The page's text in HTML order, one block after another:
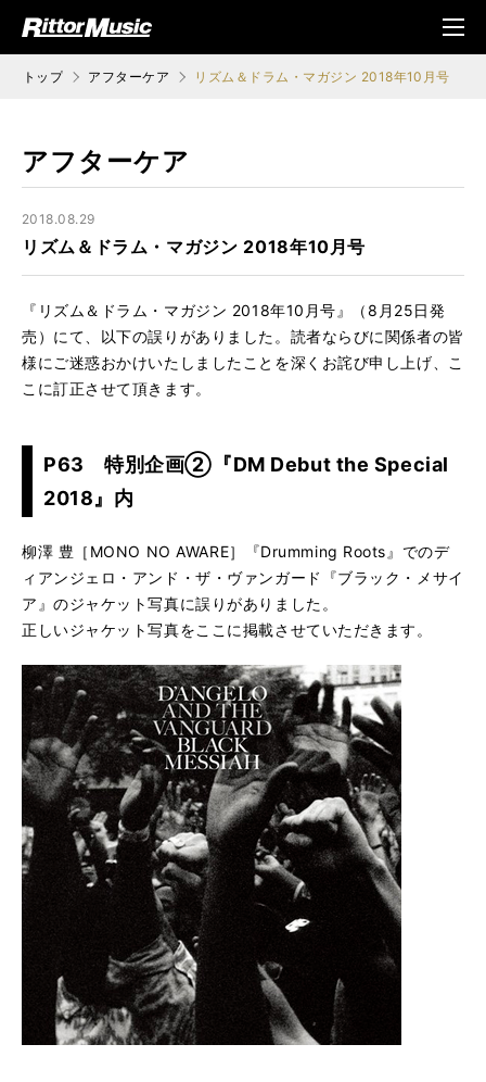
ジック (Rittor Musi
メニ
ュ
トップ アフターケア リズム＆ドラム・マガジン 2018年10月号
アフターケア
2018.08.29
リズム＆ドラム・マガジン 2018年10月号
『リズム＆ドラム・マガジン 2018年10月号』（8月25日発
売）にて、以下の誤りがありました。読者ならびに関係者の皆
様にご迷惑おかけいたしましたことを深くお詫び申し上げ、こ
こに訂正させて頂きます。
P63 特別企画②『DM Debut the Special
2018』内
柳澤 豊［MONO NO AWARE］『Drumming Roots』でのデ
ィアンジェロ・アンド・ザ・ヴァンガード『ブラック・メサイ
ア』のジャケット写真に誤りがありました。
正しいジャケット写真をここに掲載させていただきます。